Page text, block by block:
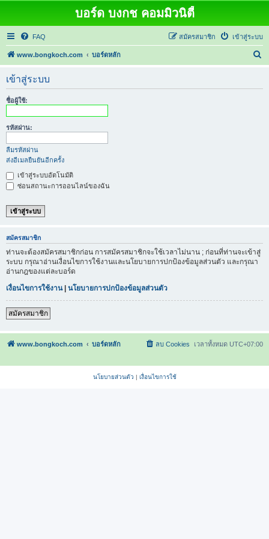
บอร์ด บงกช คอมมิวนิตี้
FAQ เข้าสู่ระบบ
สมัครสมาชิก
www.bongkoch.com บอร์ดหลัก
เข้าสู่ระบบ
ชื่อผู้ใช้:
รหัสผ่าน:
ลืมรหัสผ่าน
ส่งอีเมลยืนยันอีกครั้ง
เข้าสู่ระบบอัตโนมัติ
ซ่อนสถานะการออนไลน์ของฉัน
สมัครสมาชิก
ท่านจะต้องสมัครสมาชิกก่อน การสมัครสมาชิกจะใช้เวลาไม่นาน ; ก่อนที่ท่านจะเข้าสู่
ระบบ กรุณาอ่านเงื่อนไขการใช้งานและนโยบายการปกป้องข้อมูลส่วนตัว และกรุณา
อ่านกฎของแต่ละบอร์ด
เงื่อนไขการใช้งาน| นโยบายการปกป้องข้อมูลส่วนตัว
สมัครสมาชิก
www.bongkoch.com บอร์ดหลัก เวลาทั้งหมด UTC+07:00
ลบ Cookies
นโยบายส่วนตัว | เงื่อนไขการใช้